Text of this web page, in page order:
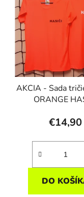
AKCIA - Sada
ORANGE
€14,90
DO